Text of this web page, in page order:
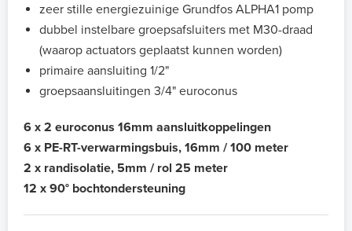
zeer stille energiezuinige Grundfos ALPHA1 pomp
dubbel instelbare groepsafsluiters met M30-draad
(waarop actuators geplaatst kunnen worden)
primaire aansluiting 1/2"
groepsaansluitingen 3/4" euroconus
6 x 2 euroconus 16mm aansluitkoppelingen
6 x PE-RT-verwarmingsbuis, 16mm / 100 meter
2 x randisolatie, 5mm / rol 25 meter
12 x 90° bochtondersteuning